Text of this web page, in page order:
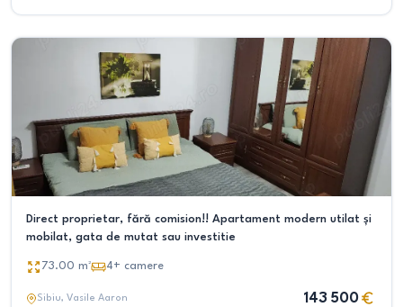
Direct proprietar, fără comision!! Apartament modern utilat și
mobilat, gata de mutat sau investitie
73.00 m² 4+ camere
Sibiu, Vasile Aaron 143 500